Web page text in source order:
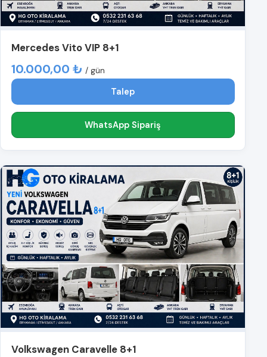
Mercedes Vito VIP 8+1
10.000,00 ₺ / gün
Talep
WhatsApp Sipariş
Volkswagen Caravelle 8+1